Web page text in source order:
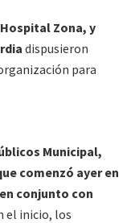
Hospital Zona, y
dispusieron
para
Municipal,
comenzó ayer en
conjunto con
el inicio, los